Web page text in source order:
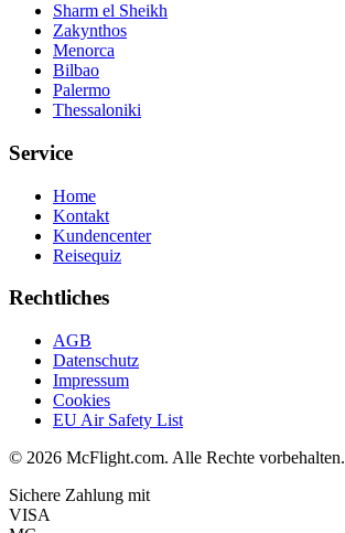
Sharm el Sheikh
Zakynthos
Menorca
Bilbao
Palermo
Thessaloniki
Service
Home
Kontakt
Kundencenter
Reisequiz
Rechtliches
AGB
Datenschutz
Impressum
Cookies
EU Air Safety List
© 2026 McFlight.com. Alle Rechte vorbehalten.
Sichere Zahlung mit
VISA